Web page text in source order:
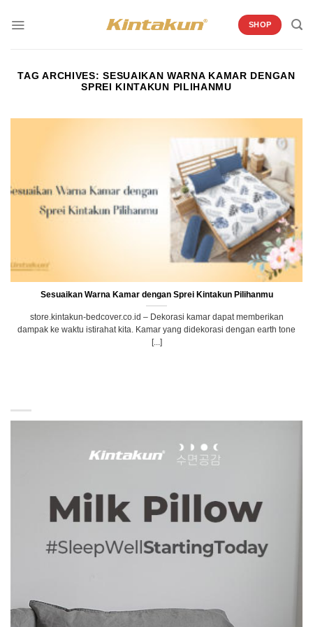
SHOP
TAG ARCHIVES:SESUAIKAN WARNA KAMAR DENGAN
SPREI KINTAKUN PILIHANMU
Sesuaikan Warna Kamar dengan Sprei Kintakun Pilihanmu
store.kintakun-bedcover.co.id – Dekorasi kamar dapat memberikan
dampak ke waktu istirahat kita. Kamar yang didekorasi dengan earth tone
[...]